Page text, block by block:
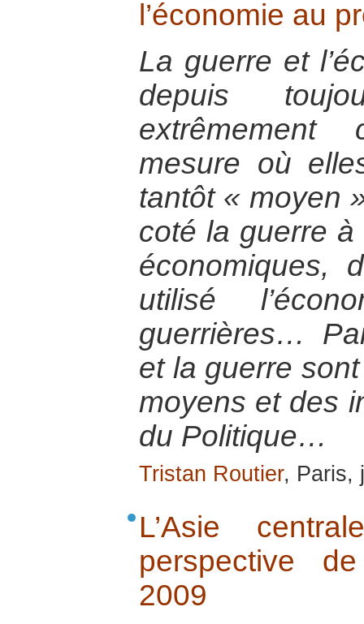
l’économie au
La guerre et
depuis
mesure où
tantôt « moyen
coté la guerre
économiques,
utilisé
guerrières…
et la guerre
moyens et des
du Politique…
Tristan Routier, Paris,
L’Asie
perspective
2009